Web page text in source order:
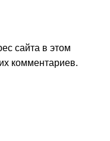
сайта в этом
комментариев.